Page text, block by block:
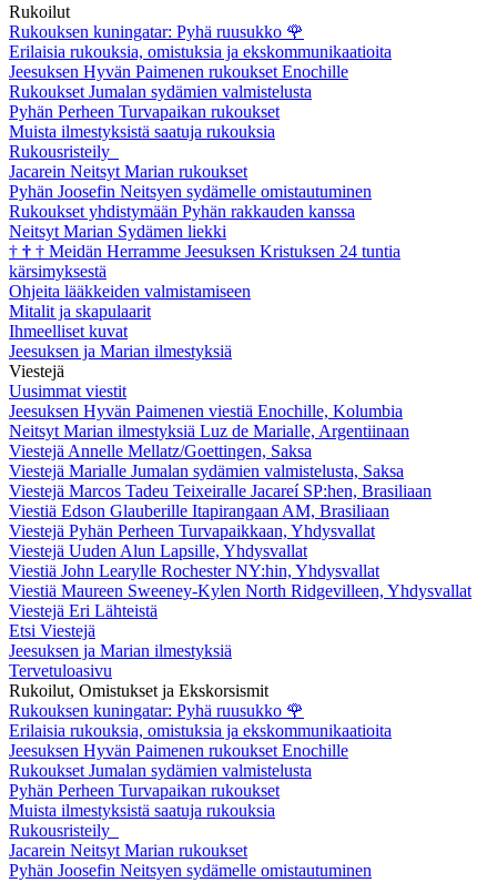
Rukoilut
Rukouksen kuningatar: Pyhä ruusukko 🌹
Erilaisia rukouksia, omistuksia ja ekskommunikaatioita
Jeesuksen Hyvän Paimenen rukoukset Enochille
Rukoukset Jumalan sydämien valmistelusta
Pyhän Perheen Turvapaikan rukoukset
Muista ilmestyksistä saatuja rukouksia
Rukousristeily
Jacarein Neitsyt Marian rukoukset
Pyhän Joosefin Neitsyen sydämelle omistautuminen
Rukoukset yhdistymään Pyhän rakkauden kanssa
Neitsyt Marian Sydämen liekki
† † † Meidän Herramme Jeesuksen Kristuksen 24 tuntia
kärsimyksestä
Ohjeita lääkkeiden valmistamiseen
Mitalit ja skapulaarit
Ihmeelliset kuvat
Jeesuksen ja Marian ilmestyksiä
Viestejä
Uusimmat viestit
Jeesuksen Hyvän Paimenen viestiä Enochille, Kolumbia
Neitsyt Marian ilmestyksiä Luz de Marialle, Argentiinaan
Viestejä Annelle Mellatz/Goettingen, Saksa
Viestejä Marialle Jumalan sydämien valmistelusta, Saksa
Viestejä Marcos Tadeu Teixeiralle Jacareí SP:hen, Brasiliaan
Viestiä Edson Glauberille Itapirangaan AM, Brasiliaan
Viestejä Pyhän Perheen Turvapaikkaan, Yhdysvallat
Viestejä Uuden Alun Lapsille, Yhdysvallat
Viestiä John Learylle Rochester NY:hin, Yhdysvallat
Viestiä Maureen Sweeney-Kylen North Ridgevilleen, Yhdysvallat
Viestejä Eri Lähteistä
Etsi Viestejä
Jeesuksen ja Marian ilmestyksiä
Tervetuloasivu
Rukoilut, Omistukset ja Ekskorsismit
Rukouksen kuningatar: Pyhä ruusukko 🌹
Erilaisia rukouksia, omistuksia ja ekskommunikaatioita
Jeesuksen Hyvän Paimenen rukoukset Enochille
Rukoukset Jumalan sydämien valmistelusta
Pyhän Perheen Turvapaikan rukoukset
Muista ilmestyksistä saatuja rukouksia
Rukousristeily
Jacarein Neitsyt Marian rukoukset
Pyhän Joosefin Neitsyen sydämelle omistautuminen